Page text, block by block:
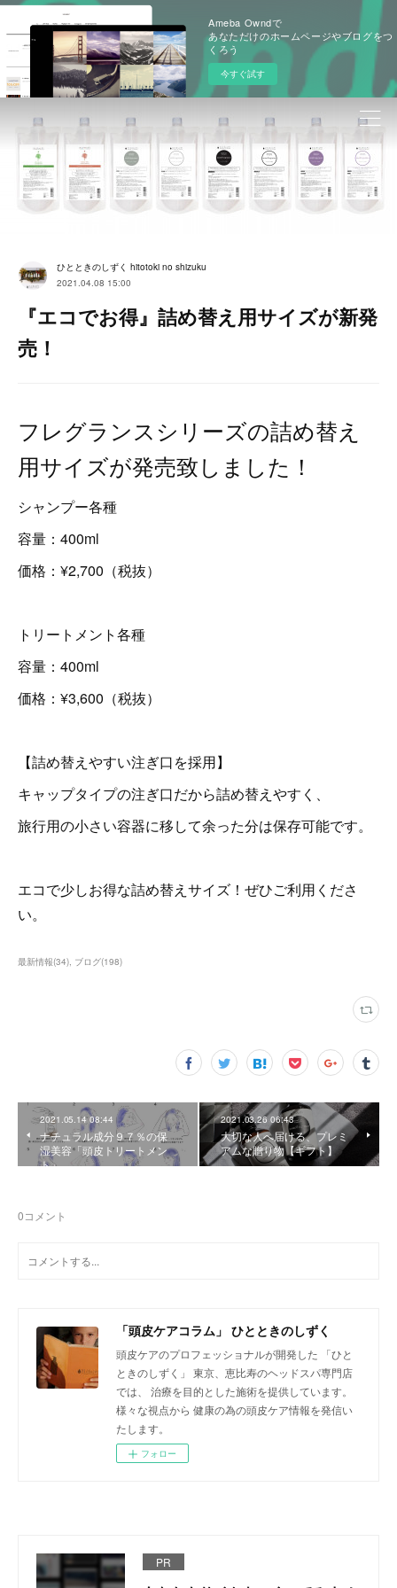
Ameba Owndで
あなただけのホームページやブログをつ
くろう
今すぐ試す
ひとときのしずく hitotoki no shizuku
2021.04.08 15:00
『エコでお得』詰め替え用サイズが新発
売！
フレグランスシリーズの詰め替え
用サイズが発売致しました！
シャンプー各種
容量：400ml
価格：¥2,700（税抜）
トリートメント各種
容量：400ml
価格：¥3,600（税抜）
【詰め替えやすい注ぎ口を採用】
キャップタイプの注ぎ口だから詰め替えやすく、
旅行用の小さい容器に移して余った分は保存可能です。
エコで少しお得な詰め替えサイズ！ぜひご利用くださ
い。
最新情報(34) ブログ(198)
2021.05.14 08:44
ナチュラル成分９７％の保
湿美容「頭皮トリートメン
ト」
2021.03.26 06:43
大切な人へ届ける、プレミ
アムな贈り物【ギフト】
0コメント
「頭皮ケアコラム」 ひとときのしずく
頭皮ケアのプロフェッショナルが開発した 「ひと
ときのしずく」 東京、恵比寿のヘッドスパ専門店
では、 治療を目的とした施術を提供しています。
様々な視点から 健康の為の頭皮ケア情報を発信い
たします。
フォロー
PR